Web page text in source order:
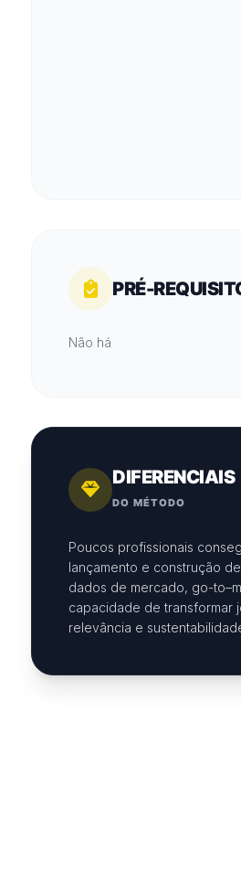
PRÉ-
Não há
DIFERENCIAIS
DO MÉTODO
Poucos profissionais
lançamento e construção
dados de mercado, go-to–
capacidade de transformar
relevância e